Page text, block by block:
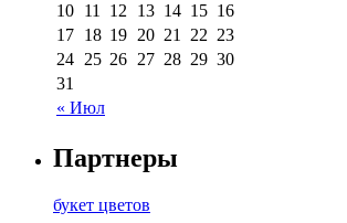
« Июл
10 11 12 13 14 15 16
17 18 19 20 21 22 23
24 25 26 27 28 29 30
31
Партнеры
букет цветов